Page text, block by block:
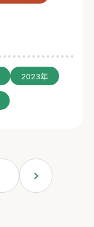
2023年